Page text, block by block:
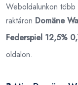
Weboldalunkon több
raktáron Domäne
Federspiel 12,5%
oldalon.